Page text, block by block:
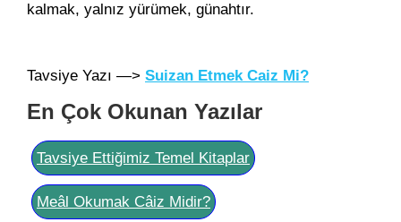
kalmak, yalnız yürümek, günahtır.
Tavsiye Yazı —> Suizan Etmek Caiz Mi?
En Çok Okunan Yazılar
Tavsiye Ettiğimiz Temel Kitaplar
Meâl Okumak Câiz Midir?